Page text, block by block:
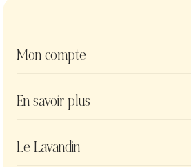
Mon compte
Informations personnelles
Commandes
Adresses
En savoir plus
Politique de confidentialité
Le Lavandin